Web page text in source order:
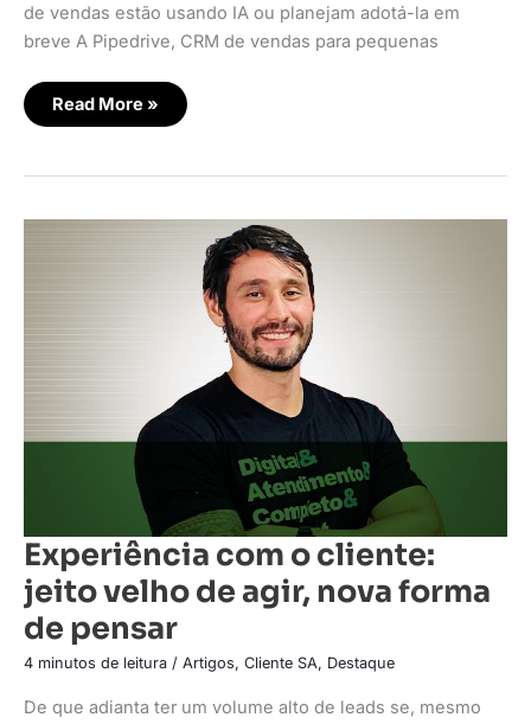
de vendas estão usando IA ou planejam adotá-la em
breve A Pipedrive, CRM de vendas para pequenas
Read More »
Experiência com o cliente:
jeito velho de agir, nova forma
de pensar
4 minutos de leitura / Artigos, Cliente SA, Destaque
De que adianta ter um volume alto de leads se, mesmo
Experiência